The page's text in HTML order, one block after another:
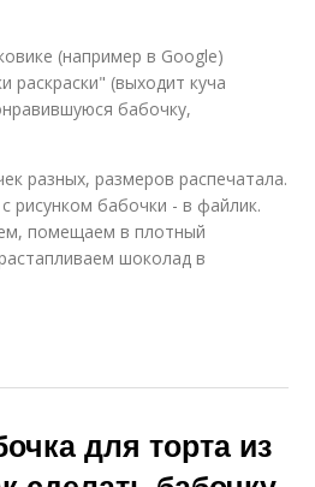
(например в Google)
раскраски" (выходит куча
бабочку,
разных, размеров распечатала.
рисунком бабочки - в файлик.
помещаем в плотный
шоколад в
для торта из